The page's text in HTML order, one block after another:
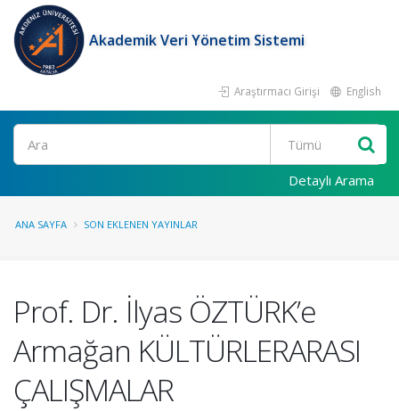
Akademik Veri Yönetim Sistemi
Araştırmacı Girişi English
Ara
Detaylı Arama
ANA SAYFA SON EKLENEN YAYINLAR
Prof. Dr. İlyas ÖZTÜRK’e
Armağan KÜLTÜRLERARASI
ÇALIŞMALAR